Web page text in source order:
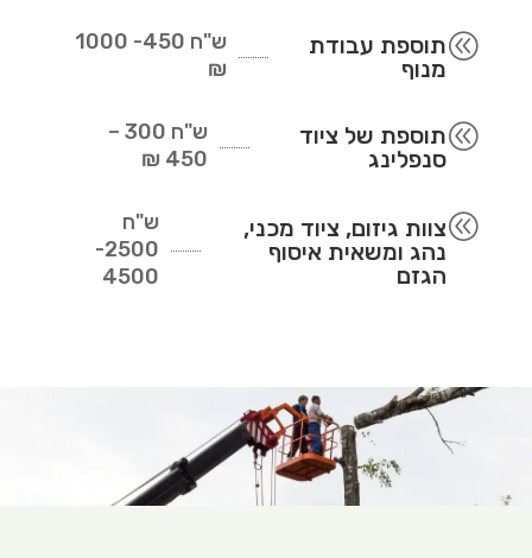
@תוספת עבודת
מנוף
ש"ח
450- 1000
₪
@תוספת של ציוד
סנפלינג
ש"ח
300 –
450 ₪
@צוות גיזום, ציוד מכני,
נהג ומשאית איסוף
הגזם
ש"ח
2500-
4500